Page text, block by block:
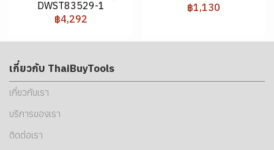
DWST83529-1
฿4,292
฿1,130
เกี่ยวกับ ThaiBuyTools
เกี่ยวกับเรา
บริการของเรา
ติดต่อเรา